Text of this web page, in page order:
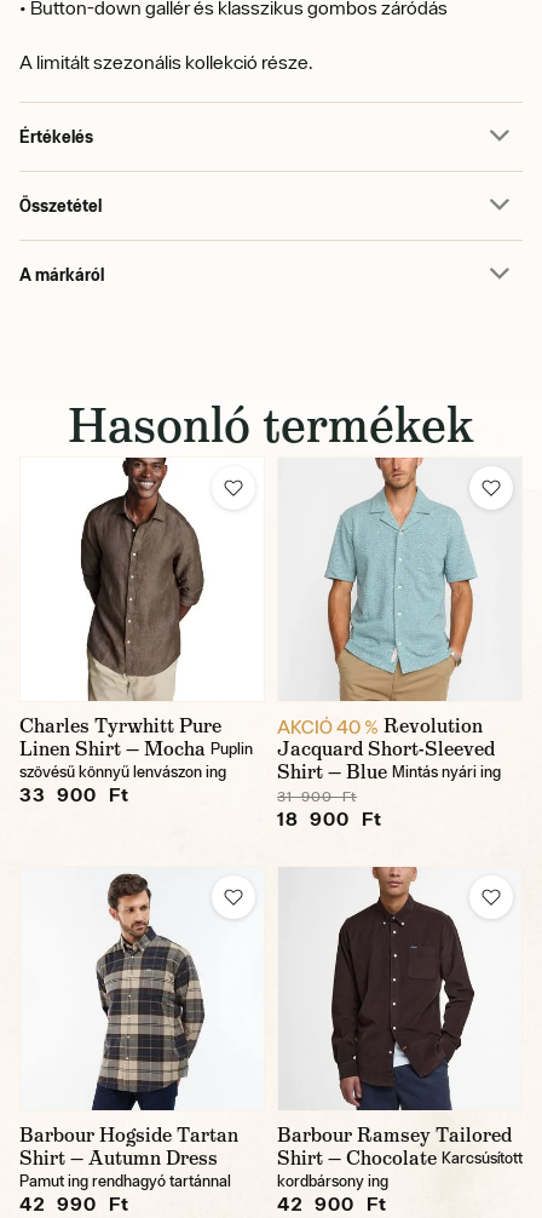
• Button-down gallér és klasszikus gombos záródás
A limitált szezonális kollekció része.
Értékelés
Összetétel
A márkáról
Hasonló termékek
Charles Tyrwhitt Pure
Linen Shirt — Mocha Puplin
szövésű könnyű lenvászon ing
33 900 Ft
AKCIÓ 40 % Revolution
Jacquard Short-Sleeved
Shirt — Blue Mintás nyári ing
31 900 Ft
18 900 Ft
Barbour Hogside Tartan
Shirt — Autumn Dress
Pamut ing rendhagyó tartánnal
42 990 Ft
Barbour Ramsey Tailored
Shirt — Chocolate Karcsúsított
kordbársony ing
42 900 Ft